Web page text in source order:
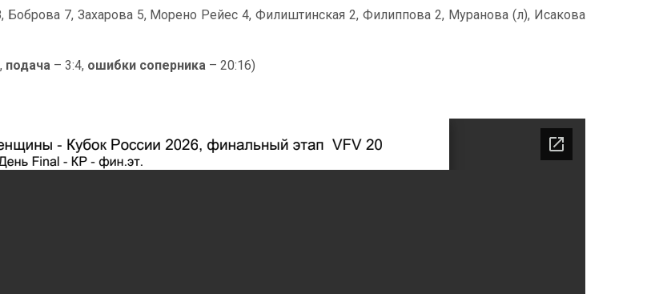
Боброва 7, Захарова 5, Морено Рейес 4, Филиштинская 2, Филиппова 2, Муранова (л), Исакова
подача – 3:4, ошибки соперника – 20:16)